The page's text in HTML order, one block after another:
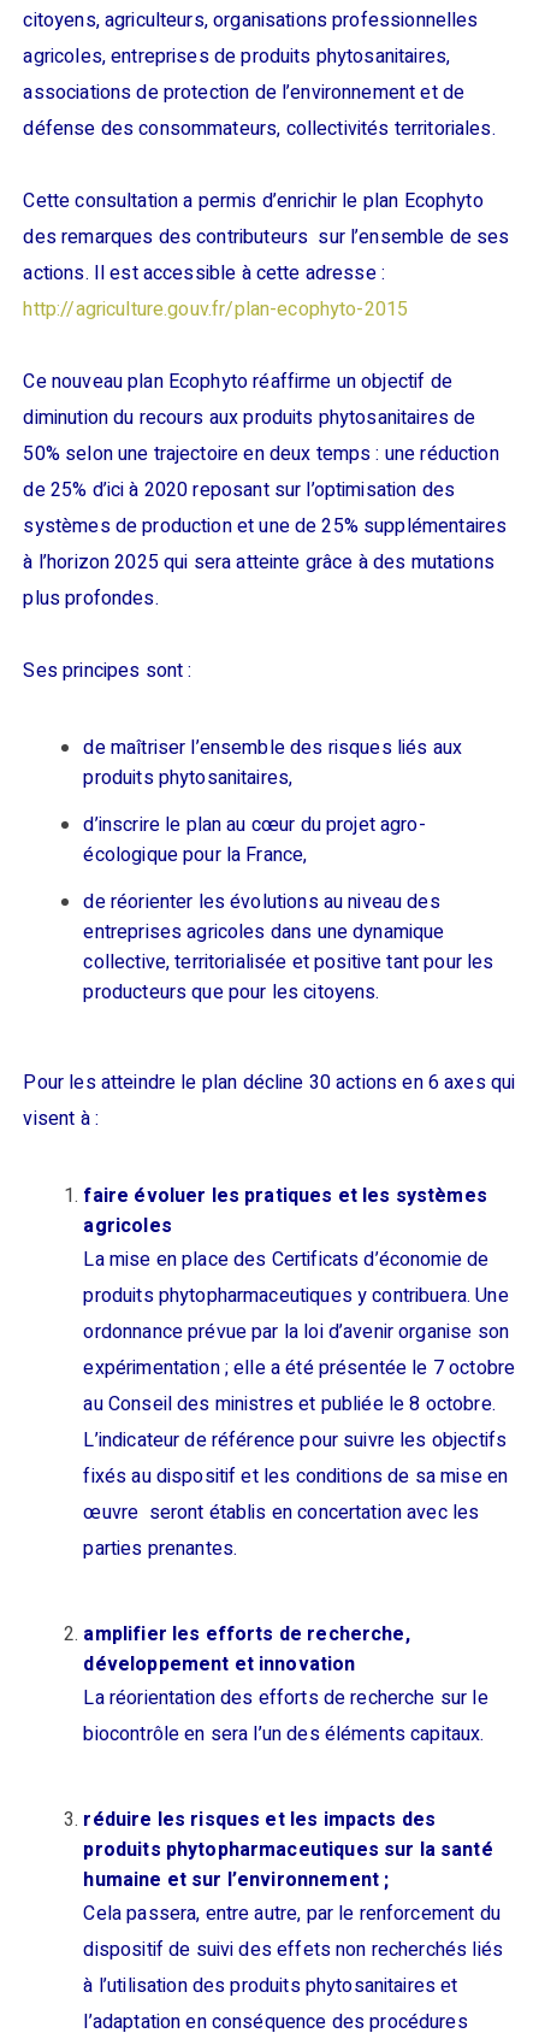
citoyens, agriculteurs, organisations professionnelles
agricoles, entreprises de produits phytosanitaires,
associations de protection de l’environnement et de
défense des consommateurs, collectivités territoriales.
Cette consultation a permis d’enrichir le plan Ecophyto
des remarques des contributeurs sur l’ensemble de ses
actions. Il est accessible à cette adresse :
http://agriculture.gouv.fr/plan-ecophyto-2015
Ce nouveau plan Ecophyto réaffirme un objectif de
diminution du recours aux produits phytosanitaires de
50% selon une trajectoire en deux temps : une réduction
de 25% d’ici à 2020 reposant sur l’optimisation des
systèmes de production et une de 25% supplémentaires
à l’horizon 2025 qui sera atteinte grâce à des mutations
plus profondes.
Ses principes sont :
de maîtriser l’ensemble des risques liés aux
produits phytosanitaires,
d’inscrire le plan au cœur du projet agro-
écologique pour la France,
de réorienter les évolutions au niveau des
entreprises agricoles dans une dynamique
collective, territorialisée et positive tant pour les
producteurs que pour les citoyens.
Pour les atteindre le plan décline 30 actions en 6 axes qui
visent à :
faire évoluer les pratiques et les systèmes
agricoles
La mise en place des Certificats d’économie de
produits phytopharmaceutiques y contribuera. Une
ordonnance prévue par la loi d’avenir organise son
expérimentation ; elle a été présentée le 7 octobre
au Conseil des ministres et publiée le 8 octobre.
L’indicateur de référence pour suivre les objectifs
fixés au dispositif et les conditions de sa mise en
œuvre seront établis en concertation avec les
parties prenantes.
amplifier les efforts de recherche,
développement et innovation
La réorientation des efforts de recherche sur le
biocontrôle en sera l’un des éléments capitaux.
réduire les risques et les impacts des
produits phytopharmaceutiques sur la santé
humaine et sur l’environnement ;
Cela passera, entre autre, par le renforcement du
dispositif de suivi des effets non recherchés liés
à l’utilisation des produits phytosanitaires et
l’adaptation en conséquence des procédures